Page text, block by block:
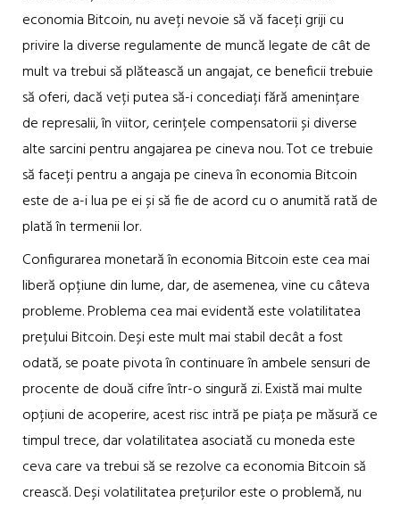
economia Bitcoin, nu aveți nevoie să vă faceți griji cu
privire la diverse regulamente de muncă legate de cât de
mult va trebui să plătească un angajat, ce beneficii trebuie
să oferi, dacă veți putea să-i concediați fără amenințare
de represalii, în viitor, cerințele compensatorii și diverse
alte sarcini pentru angajarea pe cineva nou. Tot ce trebuie
să faceți pentru a angaja pe cineva în economia Bitcoin
este de a-i lua pe ei și să fie de acord cu o anumită rată de
plată în termenii lor.
Configurarea monetară în economia Bitcoin este cea mai
liberă opțiune din lume, dar, de asemenea, vine cu câteva
probleme. Problema cea mai evidentă este volatilitatea
prețului Bitcoin. Deși este mult mai stabil decât a fost
odată, se poate pivota în continuare în ambele sensuri de
procente de două cifre într-o singură zi. Există mai multe
opțiuni de acoperire, acest risc intră pe piața pe măsură ce
timpul trece, dar volatilitatea asociată cu moneda este
ceva care va trebui să se rezolve ca economia Bitcoin să
crească. Deși volatilitatea prețurilor este o problemă, nu